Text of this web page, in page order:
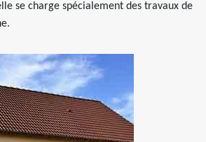
se charge spécialement des travaux de